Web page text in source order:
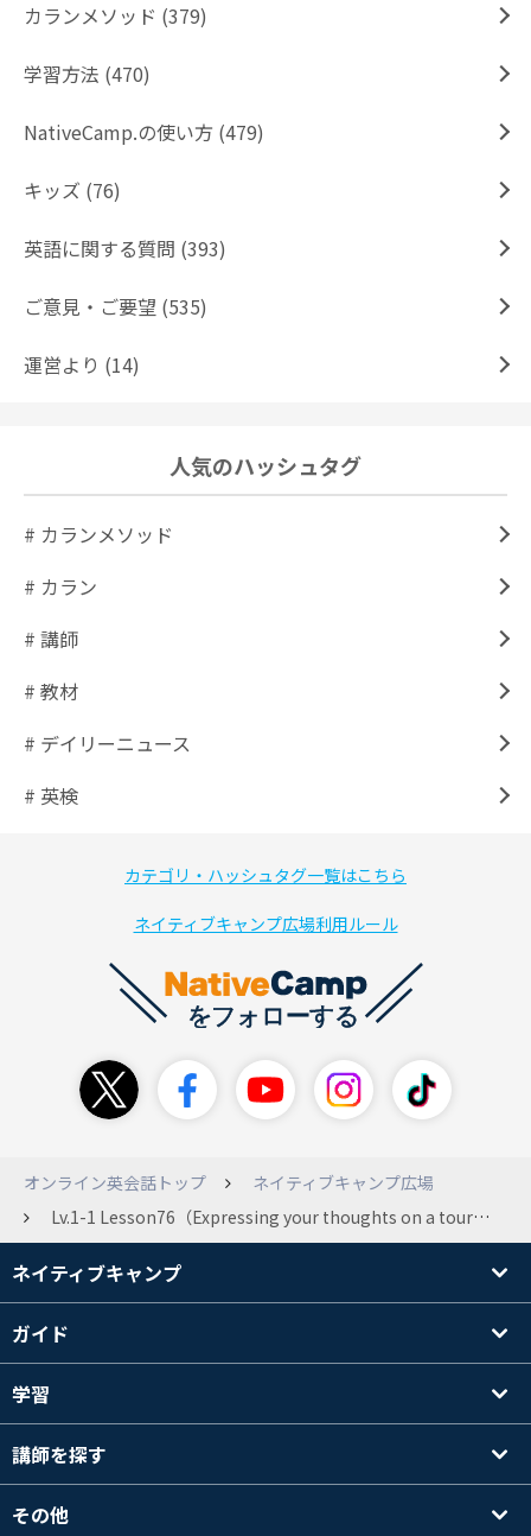
カランメソッド (379)
学習方法 (470)
NativeCamp.の使い方 (479)
キッズ (76)
英語に関する質問 (393)
ご意見・ご要望 (535)
運営より (14)
人気のハッシュタグ
# カランメソッド
# カラン
# 講師
# 教材
# デイリーニュース
# 英検
カテゴリ・ハッシュタグ一覧はこちら
ネイティブキャンプ広場利用ルール
オンライン英会話トップ
ネイティブキャンプ広場
Lv.1-1 Lesson76（Expressing your thoughts on a tourist destination）のPracticeのKey Phrase 3について Taskの説明で以下の文がありましたが、bestの品詞が分かりません。 --- The client asks which one you like best. --- &quot;best&quot;は名詞なら冠詞が付くように思うし、形容詞や副詞であれば&quot;the best&quot;ではないかと思うのですが この&quot;best&quot;の品詞をどう解釈すればよいのか教えて頂けますか(__)。 https://nativecamp.net/textbook/page-detail/2/9223
ネイティブキャンプ
ガイド
学習
講師を探す
その他